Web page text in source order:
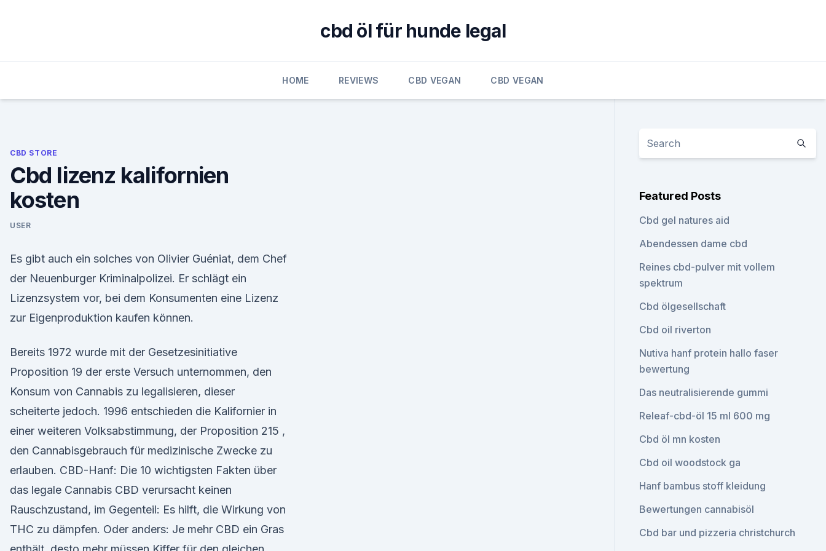
cbd öl für hunde legal
HOME REVIEWS CBD VEGAN CBD VEGAN
CBD STORE
Cbd lizenz kalifornien
kosten
USER
Es gibt auch ein solches von Olivier Guéniat, dem Chef
der Neuenburger Kriminalpolizei. Er schlägt ein
Lizenzsystem vor, bei dem Konsumenten eine Lizenz
zur Eigenproduktion kaufen können.
Bereits 1972 wurde mit der Gesetzesinitiative
Proposition 19 der erste Versuch unternommen, den
Konsum von Cannabis zu legalisieren, dieser
scheiterte jedoch. 1996 entschieden die Kalifornier in
einer weiteren Volksabstimmung, der Proposition 215 ,
den Cannabisgebrauch für medizinische Zwecke zu
erlauben. CBD-Hanf: Die 10 wichtigsten Fakten über
das legale Cannabis CBD verursacht keinen
Rauschzustand, im Gegenteil: Es hilft, die Wirkung von
THC zu dämpfen. Oder anders: Je mehr CBD ein Gras
Featured Posts
Cbd gel natures aid
Abendessen dame cbd
Reines cbd-pulver mit vollem
spektrum
Cbd ölgesellschaft
Cbd oil riverton
Nutiva hanf protein hallo faser
bewertung
Das neutralisierende gummi
Releaf-cbd-öl 15 ml 600 mg
Cbd öl mn kosten
Cbd oil woodstock ga
Hanf bambus stoff kleidung
Bewertungen cannabisöl
Cbd bar und pizzeria christchurch